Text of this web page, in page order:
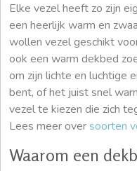
Elke vezel heeft zo zijn
een heerlijk warm en
wollen vezel geschikt
ook een warm dekbed
om zijn lichte en luchtige
bent, of het juist snel
vezel te kiezen die zich
Lees meer oversoorten
Waarom een